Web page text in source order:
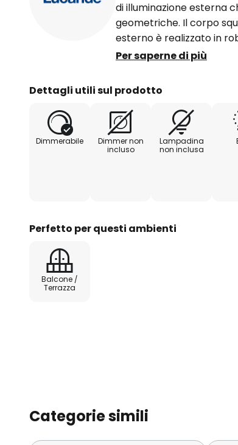
di illuminazione esterna
geometriche. Il corpo
esterno è realizzato in
la vista sul diffusore
adatti bene al design
sono ideali, sia dal punto
Per saperne di più
Dettagli utili sul prodotto
Dimmerabile
Dimmer non
incluso
Lampadina
non inclusa
Perfetto per questi ambienti
Balcone /
Terrazza
Categorie simili